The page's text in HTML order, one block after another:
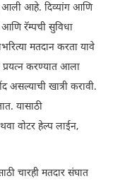
आली आहे. दिव्यांग आणि
आणि रॅम्पची सुविधा
मतदान करता यावे
प्रयत्न करण्यात आला
असल्याची खात्री करावी.
यासाठी
वोटर हेल्प लाईन,
चारही मतदार संघात